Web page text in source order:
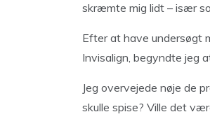
skræmte mig lidt – især
Efter at have undersøgt
Invisalign, begyndte jeg
Jeg overvejede nøje de
skulle spise? Ville det